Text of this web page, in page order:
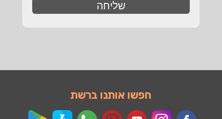
חפשו אותנו ברשת